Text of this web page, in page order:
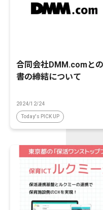
合同会社DMM.comと
書の締結について
2024/12/24
Today's PICK UP